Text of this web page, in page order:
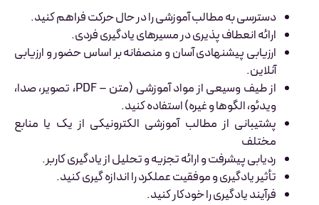
دسترسی به مطالب آموزشی را در حال حرکت فراهم کنید.
ارائه انعطاف پذیری در مسیرهای یادگیری فردی.
ارزیابی پیشنهادی آسان و منصفانه بر اساس حضور و ارزیابی
آنلاین.
از طیف وسیعی از مواد آموزشی (متن – PDF، تصویر، صدا،
ویدئو، الگوها و غیره) استفاده کنید.
پشتیبانی از مطالب آموزشی الکترونیکی از یک یا منابع
مختلف
ردیابی پیشرفت و ارائه تجزیه و تحلیل از یادگیری کاربر.
تأثیر یادگیری و موفقیت عملکرد را اندازه گیری کنید.
فرآیند یادگیری را خودکار کنید.